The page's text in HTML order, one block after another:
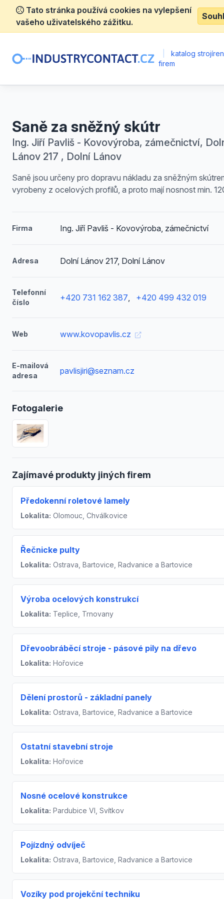
Tato stránka používá cookies na vylepšení
vašeho uživatelského zážitku.
katalog
firem
Saně za sněžný skútr
Ing. Jiří Pavliš - Kovovýroba, zámečnictví,
Lánov 217 , Dolní Lánov
Saně jsou určeny pro dopravu nákladu za sněžným
vyrobeny z ocelových profilů, a proto mají nosnost min.
Firma Ing. Jiří Pavliš - Kovovýroba, zámečnictví
Adresa Dolní Lánov 217, Dolní Lánov
Telefonní
číslo
+420 731 162 387, +420 499 432 019
Web www.kovopavlis.cz
E-mailová
adresa
pavlisjiri@seznam.cz
Fotogalerie
Zajímavé produkty jiných firem
Předokenní roletové lamely
Lokalita: Olomouc, Chválkovice
Řečnicke pulty
Lokalita: Ostrava, Bartovice, Radvanice a Bartovice
Výroba ocelových konstrukcí
Lokalita: Teplice, Trnovany
Dřevoobráběcí stroje - pásové pily na dřevo
Lokalita: Hořovice
Dělení prostorů - základní panely
Lokalita: Ostrava, Bartovice, Radvanice a Bartovice
Ostatní stavební stroje
Lokalita: Hořovice
Nosné ocelové konstrukce
Lokalita: Pardubice VI, Svítkov
Pojízdný odvíječ
Lokalita: Ostrava, Bartovice, Radvanice a Bartovice
Vozíky pod projekční techniku